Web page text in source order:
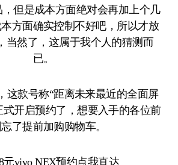
，但是成本方面绝对会再加上个几
方面确实控制不好吧，所以才放
当然了，这属于我个人的猜测而
已。
款号称“距离未来最近的全面屏
式开启预约了，想要入手的各位前
了提前加购购物车。
vivo NEX预约点我直达